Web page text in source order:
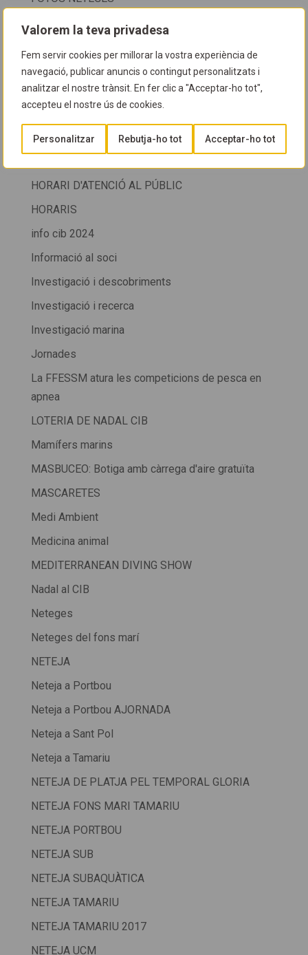
Valorem la teva privadesa
Fem servir cookies per millorar la vostra experiència de
navegació, publicar anuncis o contingut personalitzats i
analitzar el nostre trànsit. En fer clic a "Acceptar-ho tot",
accepteu el nostre ús de cookies.
Personalitzar Rebutja-ho tot Acceptar-ho tot
FOTOSUB
Guia del CIB
HORARI
HORARI CIB + SALÓ DE LA IMMERSIÓ DE LA FIRA
HORARI D'ATENCIÓ AL PÚBLIC
HORARIS
info cib 2024
Informació al soci
Investigació i descobriments
Investigació i recerca
Investigació marina
Jornades
La FFESSM atura les competicions de pesca en
apnea
LOTERIA DE NADAL CIB
Mamífers marins
MASBUCEO: Botiga amb càrrega d'aire gratuïta
MASCARETES
Medi Ambient
Medicina animal
MEDITERRANEAN DIVING SHOW
Nadal al CIB
Neteges
Neteges del fons marí
NETEJA
Neteja a Portbou
Neteja a Portbou AJORNADA
Neteja a Sant Pol
Neteja a Tamariu
NETEJA DE PLATJA PEL TEMPORAL GLORIA
NETEJA FONS MARI TAMARIU
NETEJA PORTBOU
NETEJA SUB
NETEJA SUBAQUÀTICA
NETEJA TAMARIU
NETEJA TAMARIU 2017
NETEJA UCM